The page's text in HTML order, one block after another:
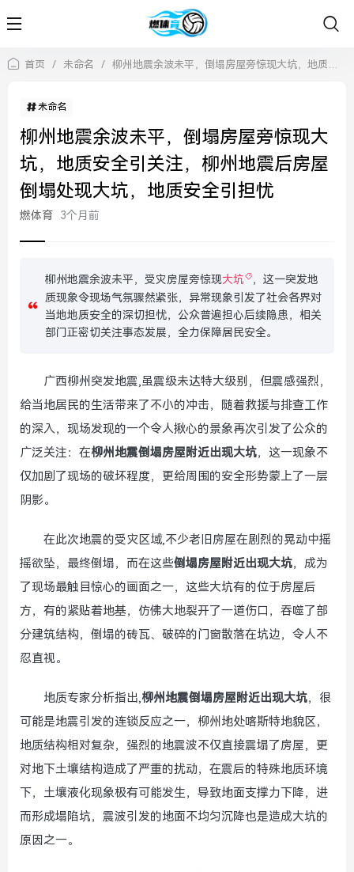
首页 / 未命名 / 柳州地震余波未平，倒塌房屋旁惊现大坑，地质安全引关注，柳州地震后房屋倒塌处现大坑，地质安全引担忧
未命名
柳州地震余波未平，倒塌房屋旁惊现大
坑，地质安全引关注，柳州地震后房屋
倒塌处现大坑，地质安全引担忧
燃体育 3个月前
柳州地震余波未平，受灾房屋旁惊现大坑
，这一突发地
质现象令现场气氛骤然紧张，异常现象引发了社会各界对
当地地质安全的深切担忧，公众普遍担心后续隐患，相关
部门正密切关注事态发展，全力保障居民安全。
广西柳州突发地震,虽震级未达特大级别，但震感强烈，
给当地居民的生活带来了不小的冲击，随着救援与排查工作
的深入，现场发现的一个令人揪心的景象再次引发了公众的
广泛关注：在柳州地震倒塌房屋附近出现大坑，这一现象不
仅加剧了现场的破坏程度，更给周围的安全形势蒙上了一层
阴影。
在此次地震的受灾区域,不少老旧房屋在剧烈的晃动中摇
摇欲坠，最终倒塌，而在这些倒塌房屋附近出现大坑，成为
了现场最触目惊心的画面之一，这些大坑有的位于房屋后
方，有的紧贴着地基，仿佛大地裂开了一道伤口，吞噬了部
分建筑结构，倒塌的砖瓦、破碎的门窗散落在坑边，令人不
忍直视。
地质专家分析指出,柳州地震倒塌房屋附近出现大坑，很
可能是地震引发的连锁反应之一，柳州地处喀斯特地貌区，
地质结构相对复杂，强烈的地震波不仅直接震塌了房屋，更
对地下土壤结构造成了严重的扰动，在震后的特殊地质环境
下，土壤液化现象极有可能发生，导致地面支撑力下降，进
而形成塌陷坑，震波引发的地面不均匀沉降也是造成大坑的
原因之一。